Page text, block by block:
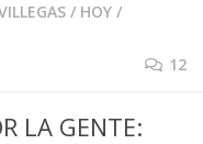
/ HOY /
12
LA GENTE: